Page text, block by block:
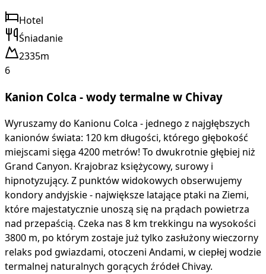
Hotel
Śniadanie
2335m
6
Kanion Colca - wody termalne w Chivay
Wyruszamy do Kanionu Colca - jednego z najgłębszych
kanionów świata: 120 km długości, którego głębokość
miejscami sięga 4200 metrów! To dwukrotnie głębiej niż
Grand Canyon. Krajobraz księżycowy, surowy i
hipnotyzujący. Z punktów widokowych obserwujemy
kondory andyjskie - największe latające ptaki na Ziemi,
które majestatycznie unoszą się na prądach powietrza
nad przepaścią. Czeka nas 8 km trekkingu na wysokości
3800 m, po którym zostaje już tylko zasłużony wieczorny
relaks pod gwiazdami, otoczeni Andami, w ciepłej wodzie
termalnej naturalnych gorących źródeł Chivay.